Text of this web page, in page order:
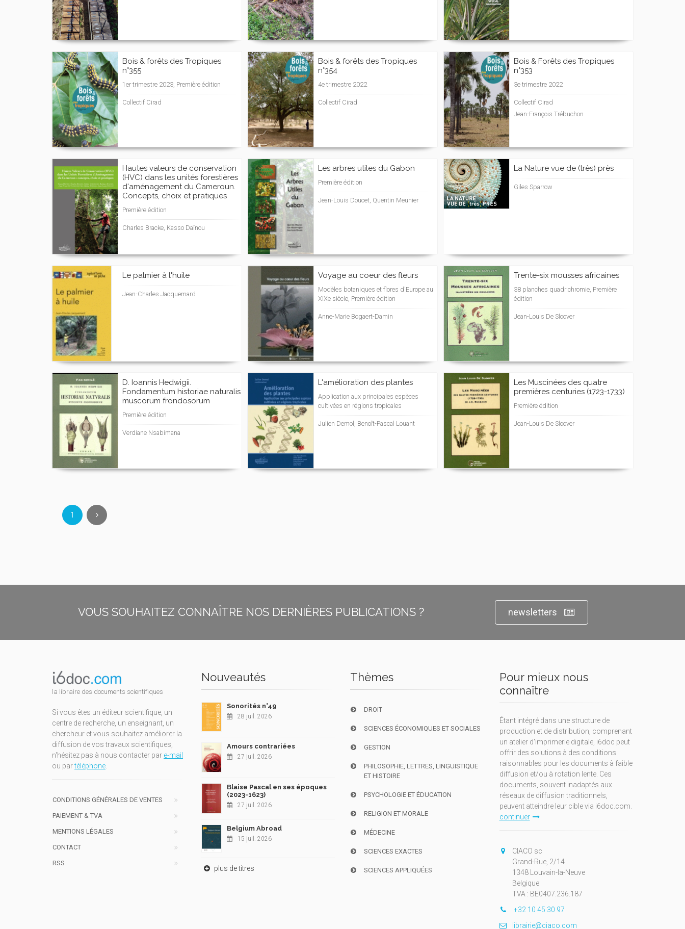
Bois & forêts des Tropiques
n°355
1er trimestre 2023, Première édition
Collectif Cirad
Bois & forêts des Tropiques
n°354
4e trimestre 2022
Collectif Cirad
Bois & Forêts des Tropiques
n°353
3e trimestre 2022
Collectif Cirad
Jean-François Trébuchon
Hautes valeurs de conservation
(HVC) dans les unités forestières
d'aménagement du Cameroun.
Concepts, choix et pratiques
Première édition
Charles Bracke, Kasso Daïnou
Les arbres utiles du Gabon
Première édition
Jean-Louis Doucet, Quentin Meunier
La Nature vue de (très) près
Giles Sparrow
Le palmier à l'huile
Jean-Charles Jacquemard
Voyage au coeur des fleurs
Modèles botaniques et flores d'Europe au
XIXe siècle, Première édition
Anne-Marie Bogaert-Damin
Trente-six mousses africaines
38 planches quadrichromie, Première
édition
Jean-Louis De Sloover
D. Ioannis Hedwigii.
Fondamentum historiae naturalis
muscorum frondosorum
Première édition
Verdiane Nsabimana
L'amélioration des plantes
Application aux principales espèces
cultivées en régions tropicales
Julien Demol, Benoît-Pascal Louant
Les Muscinées des quatre
premières centuries (1723-1733)
Première édition
Jean-Louis De Sloover
1
VOUS SOUHAITEZ CONNAÎTRE NOS DERNIÈRES PUBLICATIONS ? newsletters
la libraire des documents scientifiques
Si vous êtes un éditeur scientifique, un
centre de recherche, un enseignant, un
chercheur et vous souhaitez améliorer la
diffusion de vos travaux scientifiques,
n'hésitez pas à nous contacter par e-mail
ou partéléphone.
CONDITIONS GÉNÉRALES DE VENTES
PAIEMENT & TVA
MENTIONS LÉGALES
CONTACT
RSS
Nouveautés
Sonorités n°49
28 juil. 2026
Amours contrariées
27 juil. 2026
Blaise Pascal en ses époques
(2023-1623)
27 juil. 2026
Belgium Abroad
15 juil. 2026
plus de titres
Thèmes
DROIT
SCIENCES ÉCONOMIQUES ET SOCIALES
GESTION
PHILOSOPHIE, LETTRES, LINGUISTIQUE
ET HISTOIRE
PSYCHOLOGIE ET ÉDUCATION
RELIGION ET MORALE
MÉDECINE
SCIENCES EXACTES
SCIENCES APPLIQUÉES
Pour mieux nous
connaître
Étant intégré dans une structure de
production et de distribution, comprenant
un atelier d'imprimerie digitale, i6doc peut
offrir des solutions à des conditions
raisonnables pour les documents à faible
diffusion et/ou à rotation lente. Ces
documents, souvent inadaptés aux
réseaux de diffusion traditionnels,
peuvent atteindre leur cible via i6doc.com.
continuer
CIACO sc
Grand-Rue, 2/14
1348 Louvain-la-Neuve
Belgique
TVA : BE0407.236.187
+32 10 45 30 97
librairie@ciaco.com